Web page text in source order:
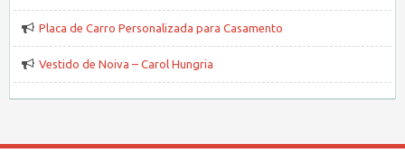
Placa de Carro Personalizada para Casamento
Vestido de Noiva – Carol Hungria